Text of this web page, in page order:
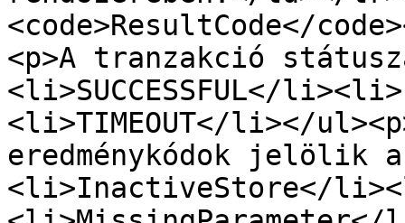
<code>ResultCode</
<p>A tranzakció
<li>SUCCESSFUL</
<li>TIMEOUT</li></
eredménykódok jelölik
<li>InactiveStore</